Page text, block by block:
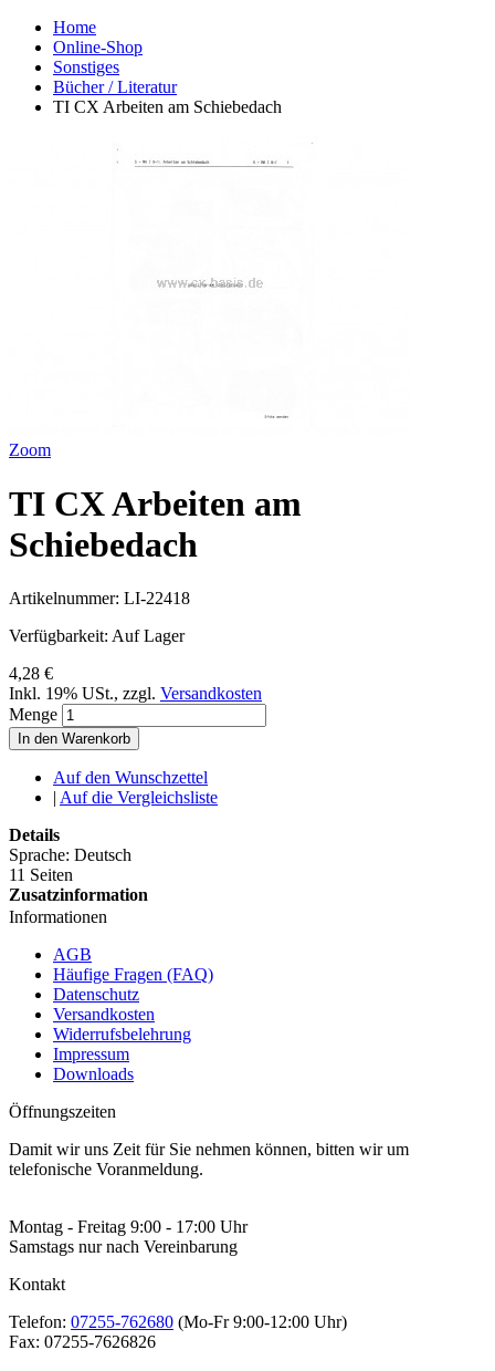
Home
Online-Shop
Sonstiges
Bücher / Literatur
TI CX Arbeiten am Schiebedach
Zoom
TI CX Arbeiten am
Schiebedach
Artikelnummer: LI-22418
Verfügbarkeit: Auf Lager
4,28 €
Inkl. 19% USt., zzgl. Versandkosten
Menge
In den Warenkorb
Auf den Wunschzettel
| Auf die Vergleichsliste
Details
Sprache: Deutsch
11 Seiten
Zusatzinformation
Informationen
AGB
Häufige Fragen (FAQ)
Datenschutz
Versandkosten
Widerrufsbelehrung
Impressum
Downloads
Öffnungszeiten
Damit wir uns Zeit für Sie nehmen können, bitten wir um
telefonische Voranmeldung.
Montag - Freitag 9:00 - 17:00 Uhr
Samstags nur nach Vereinbarung
Kontakt
Telefon: 07255-762680 (Mo-Fr 9:00-12:00 Uhr)
Fax: 07255-7626826